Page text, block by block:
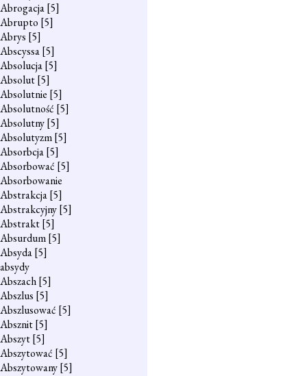
Abrogacja[5]
Abrupto [5]
Abrys [5]
Abscyssa[5]
Absolucja[5]
Absolut[5]
Absolutnie [5]
Absolutność [5]
Absolutny[5]
Absolutyzm[5]
Absorbcja[5]
Absorbować [5]
Absorbowanie
Abstrakcja[5]
Abstrakcyjny[5]
Abstrakt[5]
Absurdum[5]
Absyda[5]
absydy
Abszach[5]
Abszlus [5]
Abszlusować [5]
Absznit[5]
Abszyt[5]
Abszytować [5]
Abszytowany[5]